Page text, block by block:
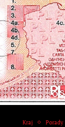
Kraj Porady